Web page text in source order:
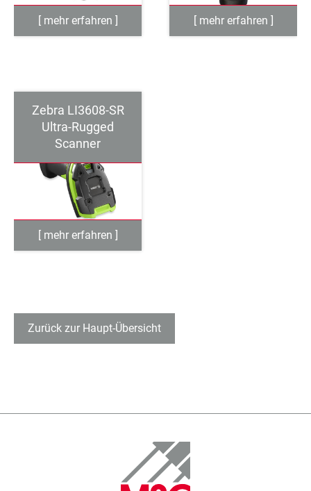
Zebra LI3608-SR
Ultra-Rugged
Scanner
Zurück zur Haupt-Übersicht